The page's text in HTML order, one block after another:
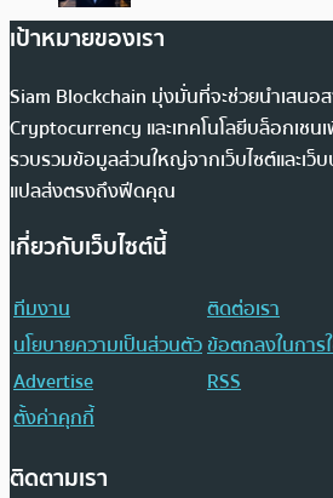
เป้าหมายของเรา
Siam Blockchain มุ่งมั่นที่จะช่วยนำเสนอ
Cryptocurrency และเทคโนโลยีบล็อกเชน
รวบรวมข้อมูลส่วนใหญ่จากเว็บไซต์และเว็
แปลส่งตรงถึงฟีดคุณ
เกี่ยวกับเว็บไซต์นี้
ทีมงาน
ติดต่อเรา
นโยบายความเป็นส่วนตัวข้อตกลงในการ
Advertise
RSS
ตั้งค่าคุกกี้
ติดตามเรา